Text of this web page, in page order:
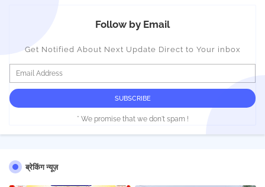
Follow by Email
Get Notified About Next Update Direct to Your inbox
* We promise that we don't spam !
ब्रेकिंग न्यूज़